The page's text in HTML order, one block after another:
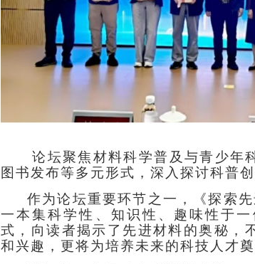
论坛聚焦材料科学普及与青少年
图书发布等多元形式，深入探讨科普创
作为论坛重要环节之一，《探索
一本集科学性、知识性、趣味性于
式，向读者揭示了先进材料的奥秘，
和兴趣，更将为培养未来的科技人才奠